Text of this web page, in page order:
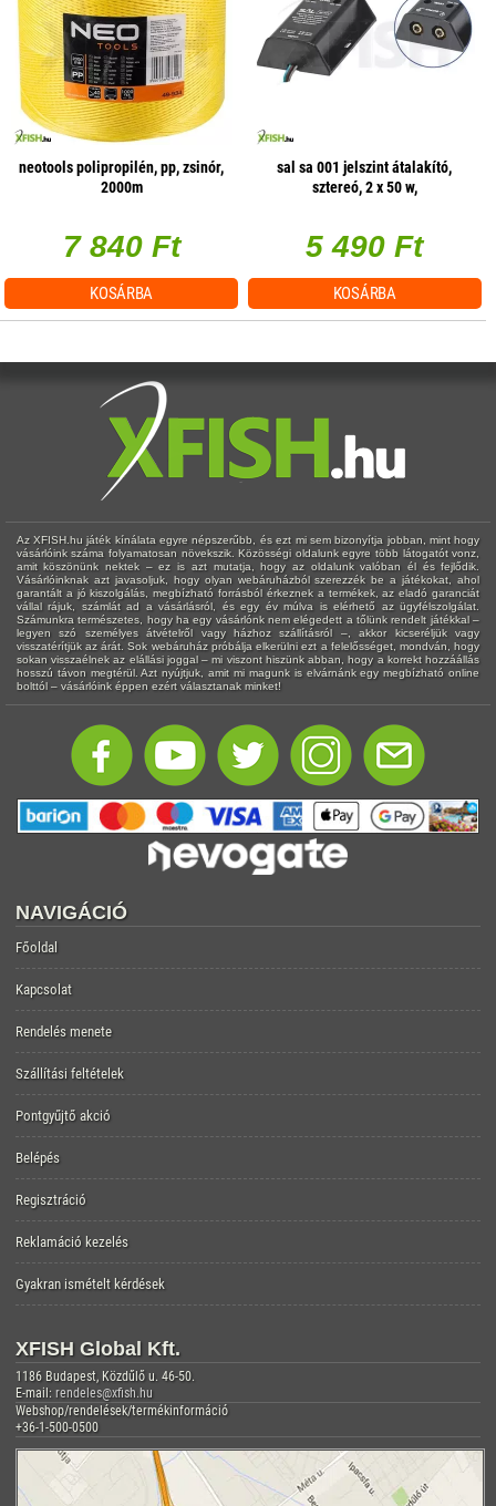
neotools polipropilén, pp, zsinór,
2000m
7 840 Ft
KOSÁRBA
sal sa 001 jelszint átalakító,
sztereó, 2 x 50 w,
5 490 Ft
KOSÁRBA
Az XFISH.hu játék kínálata egyre népszerűbb, és ezt mi sem bizonyítja jobban, mint hogy
vásárlóink száma folyamatosan növekszik. Közösségi oldalunk egyre több látogatót vonz,
amit köszönünk nektek – ez is azt mutatja, hogy az oldalunk valóban él és fejlődik.
Vásárlóinknak azt javasoljuk, hogy olyan webáruházból szerezzék be a játékokat, ahol
garantált a jó kiszolgálás, megbízható forrásból érkeznek a termékek, az eladó garanciát
vállal rájuk, számlát ad a vásárlásról, és egy év múlva is elérhető az ügyfélszolgálat.
Számunkra természetes, hogy ha egy vásárlónk nem elégedett a tőlünk rendelt játékkal –
legyen szó személyes átvételről vagy házhoz szállításról –, akkor kicseréljük vagy
visszatérítjük az árát. Sok webáruház próbálja elkerülni ezt a felelősséget, mondván, hogy
sokan visszaélnek az elállási joggal – mi viszont hiszünk abban, hogy a korrekt hozzáállás
hosszú távon megtérül. Azt nyújtjuk, amit mi magunk is elvárnánk egy megbízható online
bolttól – vásárlóink éppen ezért választanak minket!
NAVIGÁCIÓ
Főoldal
Kapcsolat
Rendelés menete
Szállítási feltételek
Pontgyűjtő akció
Belépés
Regisztráció
Reklamáció kezelés
Gyakran ismételt kérdések
XFISH Global Kft.
1186 Budapest, Közdűlő u. 46-50.
E-mail: rendeles@xfish.hu
Webshop/rendelések/termékinformáció
+36-1-500-0500